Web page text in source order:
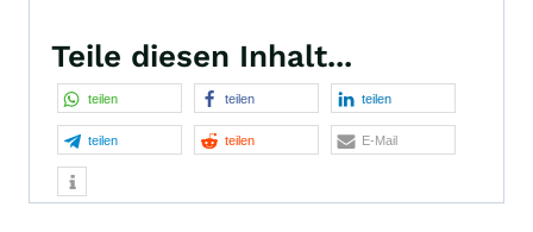
Teile diesen Inhalt...
teilen teilen teilen
teilen teilen E-Mail